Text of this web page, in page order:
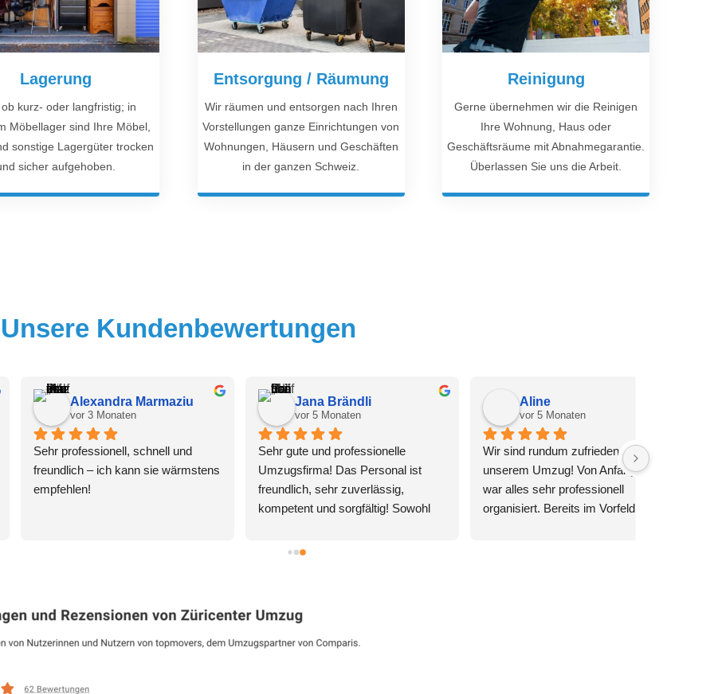
Lagerung
ob kurz- oder langfristig; in
Möbellager sind Ihre Möbel,
sonstige Lagergüter trocken
sicher aufgehoben.
Entsorgung / Räumung
Wir räumen und entsorgen nach Ihren
Vorstellungen ganze Einrichtungen von
Wohnungen, Häusern und Geschäften
in der ganzen Schweiz.
Reinigung
Gerne übernehmen wir die Reinigen
Ihre Wohnung, Haus oder
Geschäftsräume mit Abnahmegarantie.
Überlassen Sie uns die Arbeit.
Unsere Kundenbewertungen
Aline
vor 5 Monaten
sind rundum zufrieden mit
Umzug! Von Anfang an
sehr professionell
Bereits im Vorfeld
freundlich, speditiv
sorgfältig. Als sich zeigte, dass
als ursprünglich angenommen,
Stefan Stocker
vor 6 Monaten
Hier eine professionelle und
zugleich authentische Google-
Bewertung:⸻⭐⭐⭐⭐⭐Unser
Umzug mit der Züricenter Umzug
Herr Yusef war persönlich vor Ort,
sorgfältig und termingerecht
ausgeführt – alles war bestens
Linus Blumenthal
vor 7 Monaten
Wir sind sehr zufrieden mit den
Umzug von der Firma Züricenter
Umzug GmbH. Das freundliche
Team hat sehr schnell und sorgfältig